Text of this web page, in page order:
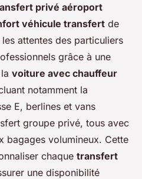
privé aéroport
véhicule transfert de
attentes des particuliers
grâce à une
voiture avec chauffeur
notamment la
E, berlines et vans
groupe privé, tous avec
bagages volumineux. Cette
chaque transfert
une disponibilité